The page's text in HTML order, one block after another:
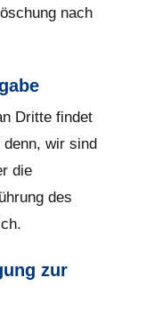
nach
Dritte findet
wir sind
die
des
zur